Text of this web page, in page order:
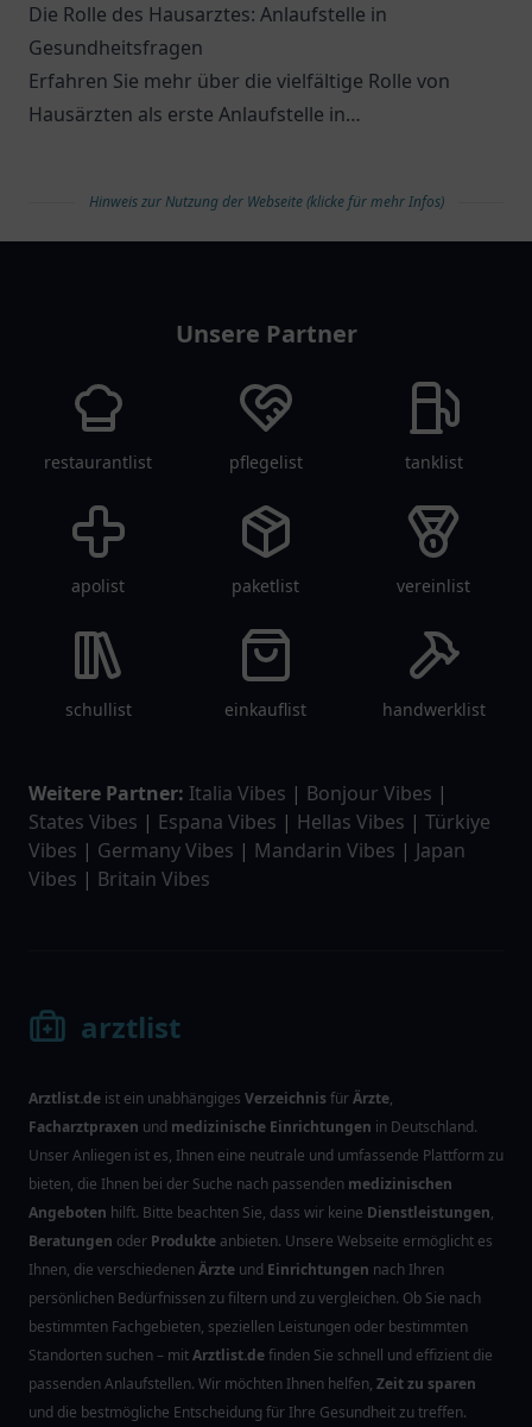
Die Rolle des Hausarztes: Anlaufstelle in
Gesundheitsfragen
Erfahren Sie mehr über die vielfältige Rolle von
Hausärzten als erste Anlaufstelle in
Hinweis zur Nutzung der Webseite (klicke für mehr Infos)
Unsere Partner
restaurantlist pflegelist tanklist
apolist paketlist vereinlist
schullist einkauflist handwerklist
Weitere Partner: Italia Vibes | Bonjour Vibes |
States Vibes | Espana Vibes | Hellas Vibes | Türkiye
Vibes | Germany Vibes | Mandarin Vibes | Japan
Vibes | Britain Vibes
arztlist
Arztlist.de ist ein unabhängiges VerzeichnisfürÄrzte,
Facharztpraxen und medizinische Einrichtungen in Deutschland.
Unser Anliegen ist es, Ihnen eine neutrale und umfassende Plattform zu
bieten, die Ihnen bei der Suche nach passenden medizinischen
Angeboten hilft. Bitte beachten Sie, dass wir keine Dienstleistungen,
Beratungen oder Produkte anbieten. Unsere Webseite ermöglicht es
Ihnen, die verschiedenenÄrzte und Einrichtungen nach Ihren
persönlichen Bedürfnissen zu filtern und zu vergleichen. Ob Sie nach
bestimmten Fachgebieten, speziellen Leistungen oder bestimmten
Standorten suchen – mitArztlist.definden Sie schnell und effizient die
passenden Anlaufstellen. Wir möchten Ihnen helfen, Zeit zu sparen
und die bestmögliche Entscheidung für Ihre Gesundheit zu treffen.